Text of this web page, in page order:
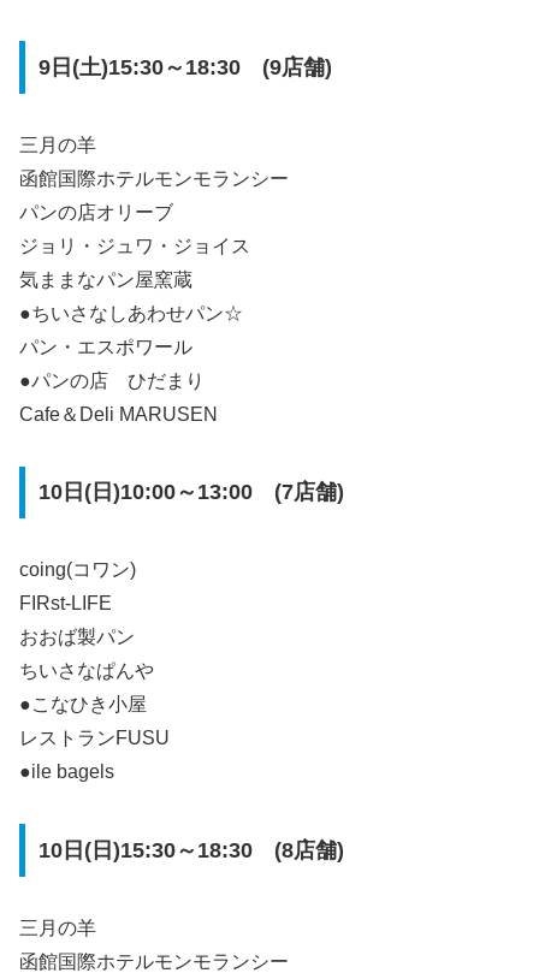
9日(土)15:30～18:30 (9店舗)
三月の羊
函館国際ホテルモンモランシー
パンの店オリーブ
ジョリ・ジュワ・ジョイス
気ままなパン屋窯蔵
●ちいさなしあわせパン☆
パン・エスポワール
●パンの店 ひだまり
Cafe＆Deli MARUSEN
10日(日)10:00～13:00 (7店舗)
coing(コワン)
FIRst-LIFE
おおば製パン
ちいさなぱんや
●こなひき小屋
レストランFUSU
●ile bagels
10日(日)15:30～18:30 (8店舗)
三月の羊
函館国際ホテルモンモランシー